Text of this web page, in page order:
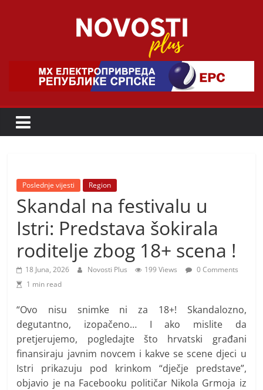
Novosti
Plus
o
a
l
p
o
z
i
v
i
h
v
Poslednje vijesti Region
Skandal na festivalu u
Istri: Predstava šokirala
roditelje zbog 18+ scena !
18 Juna, 2026 Novosti Plus 199 Views
0 Comments
1 min read
“Ovo nisu snimke ni za 18+! Skandalozno,
degutantno, izopačeno… I ako mislite da
pretjerujemo, pogledajte što hrvatski građani
finansiraju javnim novcem i kakve se scene djeci u
Istri prikazuju pod krinkom “dječje predstave”,
objavio je na Facebooku političar Nikola Grmoja iz